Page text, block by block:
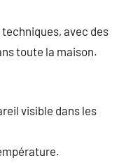
avec des
toute la maison.
visible dans les